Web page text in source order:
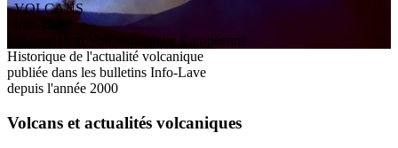
VOLCANS
ssociation V olcanologiqueEuropéenne
Historique de l'actualité volcanique
publiée dans les bulletins Info-Lave
depuis l'année 2000
Volcans et actualités volcaniques